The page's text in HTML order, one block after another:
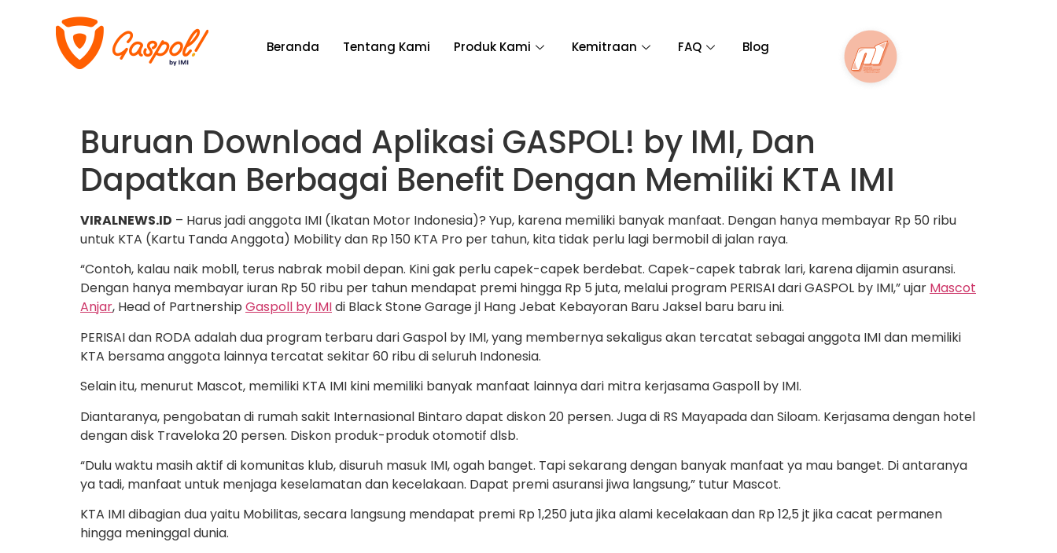
Beranda Tentang Kami Produk Kami Kemitraan FAQ Blog
Buruan Download Aplikasi GASPOL! by IMI, Dan
Dapatkan Berbagai Benefit Dengan Memiliki KTA IMI
VIRALNEWS.ID – Harus jadi anggota IMI (Ikatan Motor Indonesia)? Yup, karena memiliki banyak manfaat. Dengan hanya membayar Rp 50 ribu
untuk KTA (Kartu Tanda Anggota) Mobility dan Rp 150 KTA Pro per tahun, kita tidak perlu lagi bermobil di jalan raya.
“Contoh, kalau naik mobll, terus nabrak mobil depan. Kini gak perlu capek-capek berdebat. Capek-capek tabrak lari, karena dijamin asuransi.
Dengan hanya membayar iuran Rp 50 ribu per tahun mendapat premi hingga Rp 5 juta, melalui program PERISAI dari GASPOL by IMI,” ujar Mascot
Anjar, Head of Partnership Gaspoll by IMIdi Black Stone Garage jl Hang Jebat Kebayoran Baru Jaksel baru baru ini.
PERISAI dan RODA adalah dua program terbaru dari Gaspol by IMI, yang membernya sekaligus akan tercatat sebagai anggota IMI dan memiliki
KTA bersama anggota lainnya tercatat sekitar 60 ribu di seluruh Indonesia.
Selain itu, menurut Mascot, memiliki KTA IMI kini memiliki banyak manfaat lainnya dari mitra kerjasama Gaspoll by IMI.
Diantaranya, pengobatan di rumah sakit Internasional Bintaro dapat diskon 20 persen. Juga di RS Mayapada dan Siloam. Kerjasama dengan hotel
dengan disk Traveloka 20 persen. Diskon produk-produk otomotif dlsb.
“Dulu waktu masih aktif di komunitas klub, disuruh masuk IMI, ogah banget. Tapi sekarang dengan banyak manfaat ya mau banget. Di antaranya
ya tadi, manfaat untuk menjaga keselamatan dan kecelakaan. Dapat premi asuransi jiwa langsung,” tutur Mascot.
KTA IMI dibagian dua yaitu Mobilitas, secara langsung mendapat premi Rp 1,250 juta jika alami kecelakaan dan Rp 12,5 jt jika cacat permanen
hingga meninggal dunia.